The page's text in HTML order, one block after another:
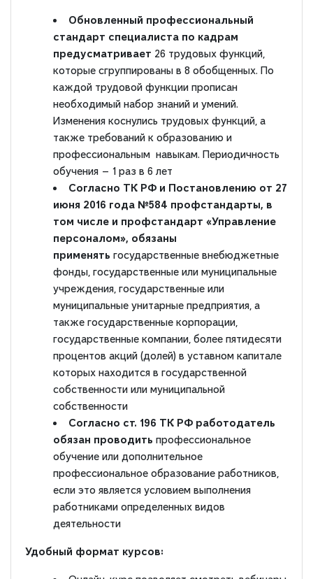
Обновленный профессиональный
стандарт специалиста по кадрам
предусматривает 26 трудовых функций,
которые сгруппированы в 8 обобщенных. По
каждой трудовой функции прописан
необходимый набор знаний и умений.
Изменения коснулись трудовых функций, а
также требований к образованию и
профессиональным навыкам. Периодичность
обучения — 1 раз в 6 лет
Согласно ТК РФ и Постановлению от 27
июня 2016 года №584 профстандарты, в
том числе и профстандарт «Управление
персоналом», обязаны
применять государственные внебюджетные
фонды, государственные или муниципальные
учреждения, государственные или
муниципальные унитарные предприятия, а
также государственные корпорации,
государственные компании, более пятидесяти
процентов акций (долей) в уставном капитале
которых находится в государственной
собственности или муниципальной
собственности
Согласно ст. 196 ТК РФ работодатель
обязан проводить профессиональное
обучение или дополнительное
профессиональное образование работников,
если это является условием выполнения
работниками определенных видов
деятельности
Удобный формат курсов: